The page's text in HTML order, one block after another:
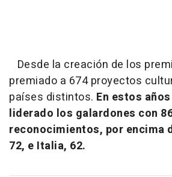
Desde la creación de los
premiado a 674 proyectos
países distintos. En estos
liderado los galardones con
reconocimientos, por encima
72, e Italia, 62.